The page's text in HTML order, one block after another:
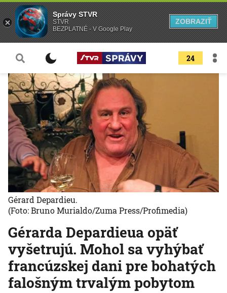
24
Gérarda Depardieua opäť
vyšetrujú. Mohol sa vyhýbať
francúzskej dani pre bohatých
falošným trvalým pobytom
Gérard Depardieu.
(Foto: Bruno Murialdo/Zuma Press/Profimedia)
Správy STVR
STVR
BEZPLATNÉ - V Google Play
ZOBRAZIŤ